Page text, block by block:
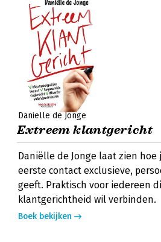
Daniëlle de Jonge
Extreem klantgericht
Daniëlle de Jonge laat zien
eerste contact exclusieve,
geeft. Praktisch voor iedereen
klantgerichtheid wil verbinden.
Boek bekijken